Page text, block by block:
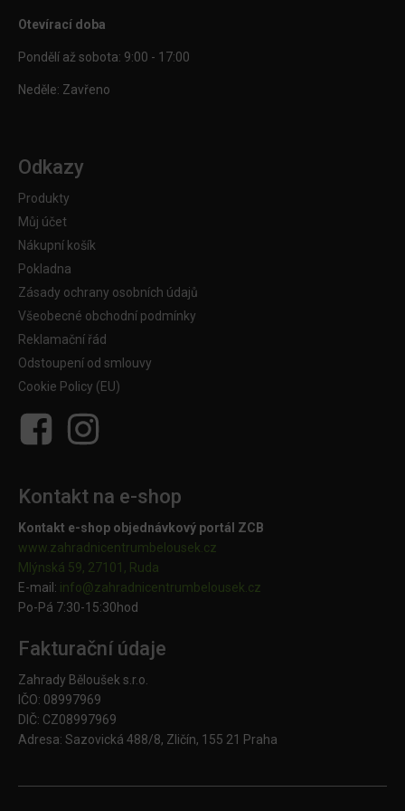
Otevírací doba
Pondělí až sobota: 9:00 - 17:00
Neděle: Zavřeno
Odkazy
Produkty
Můj účet
Nákupní košík
Pokladna
Zásady ochrany osobních údajů
Všeobecné obchodní podmínky
Reklamační řád
Odstoupení od smlouvy
Cookie Policy (EU)
Kontakt na e-shop
Kontakt e-shop objednávkový portál ZCB
www.zahradnicentrumbelousek.cz
Mlýnská 59, 27101, Ruda
E-mail: info@zahradnicentrumbelousek.cz
Po-Pá 7:30-15:30hod
Fakturační údaje
Zahrady Běloušek s.r.o.
IČO: 08997969
DIČ: CZ08997969
Adresa: Sazovická 488/8, Zličín, 155 21 Praha